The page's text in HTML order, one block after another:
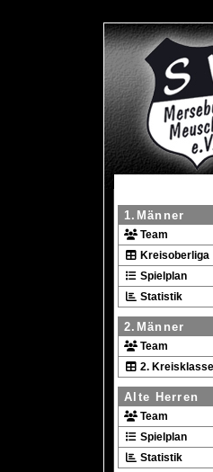
1.Männer
Team
Kreisoberliga
Spielplan
Statistik
2.Männer
Team
2. Kreisklasse
Alte Herren
Team
Spielplan
Statistik